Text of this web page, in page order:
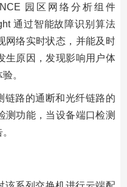
园区网络分析组件
通过智能故障识别算法
网络实时状态，并能及时
生原因，发现影响用户体
。
链路的通断和光纤链路的
测功能，当设备端口检测